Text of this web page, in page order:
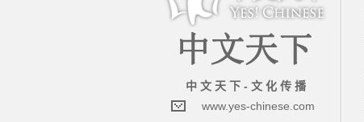
中 文 天 下 - 文 化 传 播
www.yes-chinese.com